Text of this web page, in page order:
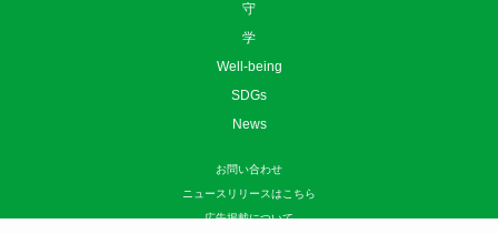
守
学
Well-being
SDGs
News
お問い合わせ
ニュースリリースはこちら
広告掲載について